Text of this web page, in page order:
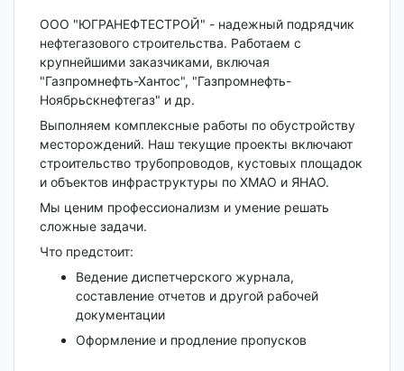
ООО "ЮГРАНЕФТЕСТРОЙ" - надежный подрядчик
нефтегазового строительства. Работаем с
крупнейшими заказчиками, включая
"Газпромнефть-Хантос", "Газпромнефть-
Ноябрьскнефтегаз" и др.
Выполняем комплексные работы по обустройству
месторождений. Наш текущие проекты включают
строительство трубопроводов, кустовых площадок
и объектов инфраструктуры по ХМАО и ЯНАО.
Мы ценим профессионализм и умение решать
сложные задачи.
Что предстоит:
Ведение диспетчерского журнала,
составление отчетов и другой рабочей
документации
Оформление и продление пропусков